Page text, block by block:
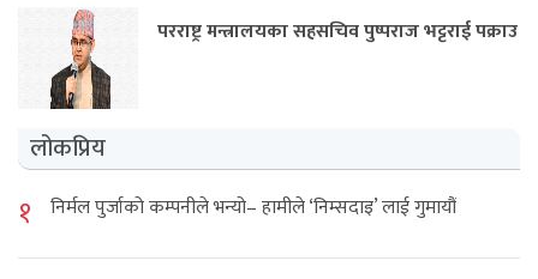
परराष्ट्र मन्त्रालयका सहसचिव पुष्पराज भट्टराई पक्राउ
लोकप्रिय
१ निर्मल पुर्जाको कम्पनीले भन्यो– हामीले ‘निम्सदाइ’ लाई गुमायौं